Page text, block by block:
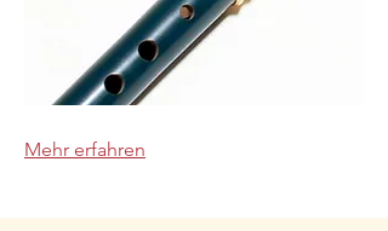
Mehr erfahren